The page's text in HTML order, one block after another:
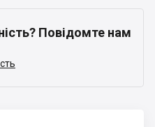
Повідомте нам